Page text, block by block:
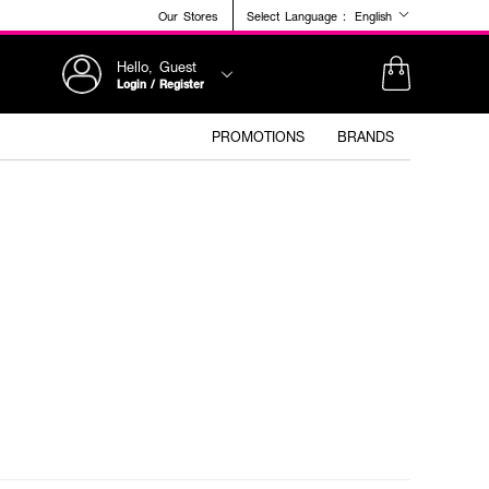
Our Stores Select Language : English
Hello, Guest
Login / Register
PROMOTIONS BRANDS